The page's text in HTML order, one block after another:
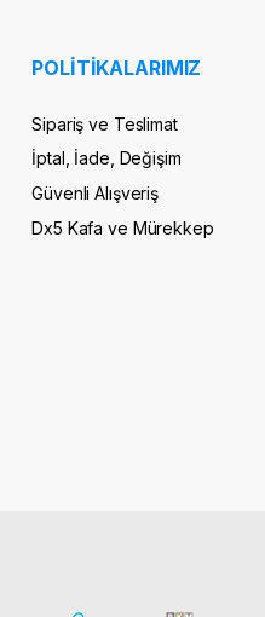
POLİTİKALARIMIZ
Sipariş ve Teslimat
İptal, İade, Değişim
Güvenli Alışveriş
Dx5 Kafa ve Mürekkep